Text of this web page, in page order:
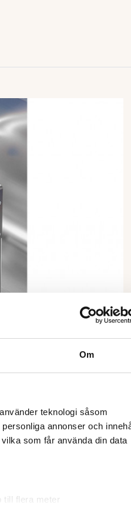
Om
teknologi såsom
annonser och
som får använda din data
till flera meter